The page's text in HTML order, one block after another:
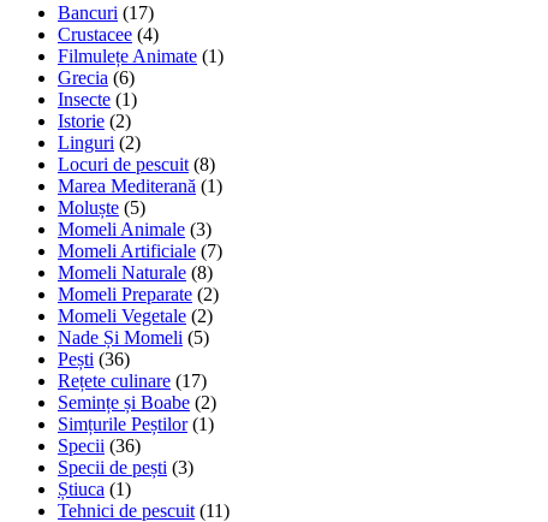
Bancuri (17)
Crustacee (4)
Filmulețe Animate (1)
Grecia (6)
Insecte (1)
Istorie (2)
Linguri (2)
Locuri de pescuit (8)
Marea Mediterană (1)
Moluște (5)
Momeli Animale (3)
Momeli Artificiale (7)
Momeli Naturale (8)
Momeli Preparate (2)
Momeli Vegetale (2)
Nade Și Momeli (5)
Pești (36)
Rețete culinare (17)
Semințe și Boabe (2)
Simțurile Peștilor (1)
Specii (36)
Specii de pești (3)
Știuca (1)
Tehnici de pescuit (11)